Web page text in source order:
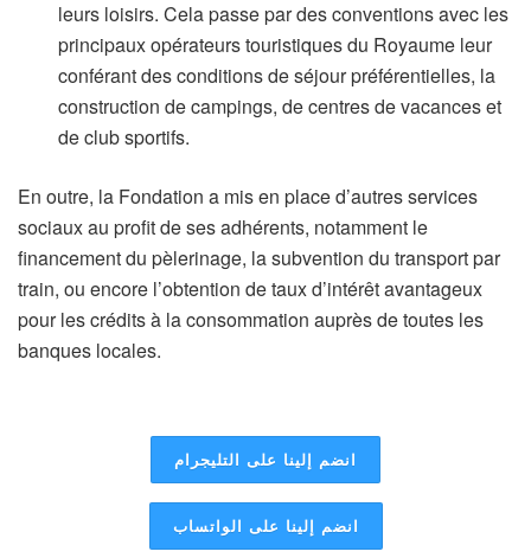
leurs loisirs. Cela passe par des conventions avec les
principaux opérateurs touristiques du Royaume leur
conférant des conditions de séjour préférentielles, la
construction de campings, de centres de vacances et
de club sportifs.
En outre, la Fondation a mis en place d’autres services
sociaux au profit de ses adhérents, notamment le
financement du pèlerinage, la subvention du transport par
train, ou encore l’obtention de taux d’intérêt avantageux
pour les crédits à la consommation auprès de toutes les
banques locales.
انضم إلينا على التليجرام
انضم إلينا على الواتساب